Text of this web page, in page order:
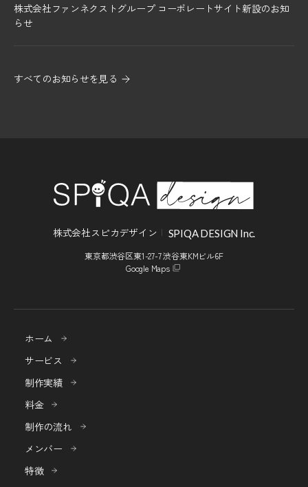
株式会社ファンネクストグループ コーポレートサイト新設のお知
らせ
すべてのお知らせを見る
株式会社スピカデザイン SPIQA DESIGN Inc.
東京都渋谷区東1-27-7 渋谷東KMビル6F
Google Maps
ホーム
サービス
制作実績
料金
制作の流れ
メンバー
特徴